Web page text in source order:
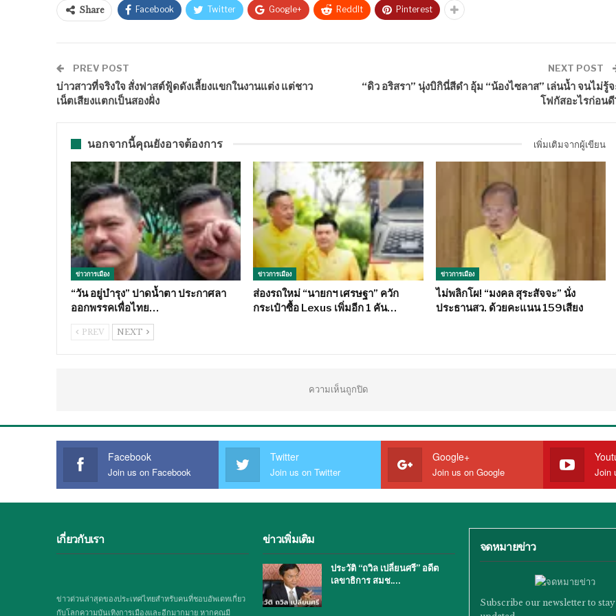
Share Facebook Twitter Google+ ReddIt Pinterest
PREV POST
บ่าวสาวที่จริงใจ สั่งฟาสต์ฟู้ดดังเลี้ยงแขกในงานแต่ง แต่ชาว
เน็ตเสียงแตกเป็นสองฝั่ง
NEXT POST
“ดิว อริสรา” นุ่งบิกินี่สีดำ อุ้ม “น้องไซลาส” เล่นน้ำ จนไม่รู้
โฟกัสอะไรก่อนดี
นอกจากนี้คุณยังอาจต้องการ เพิ่มเติมจากผู้เขียน
ข่าวการเมือง
“วัน อยู่บำรุง” ปาดน้ำตา ประกาศลา
ออกพรรคเพื่อไทย…
ข่าวการเมือง
ส่องรถใหม่ “นายกฯ เศรษฐา” ควัก
กระเป๋าซื้อ Lexus เพิ่มอีก 1 คัน…
ข่าวการเมือง
ไม่พลิกโผ! “มงคล สุระสัจจะ” นั่ง
ประธานสว. ด้วยคะแนน 159เสียง
PREV NEXT
ความเห็นถูกปิด
Facebook
Join us on Facebook
Twitter
Join us on Twitter
Google+
Join us on Google Join
เกี่ยวกับเรา
ข่าวด่วนล่าสุดของประเทศไทยสำหรับคนที่ชอบอัพเดทเกี่ยว
กับโลกความบันเทิงการเมืองและอีกมากมาย หากคุณมี
ข่าวเพิ่มเติม
ประวัติ “ถวิล เปลี่ยนศรี” อดีต
เลขาธิการ สมช.…
จดหมายข่าว
Subscribe our newsletter to stay